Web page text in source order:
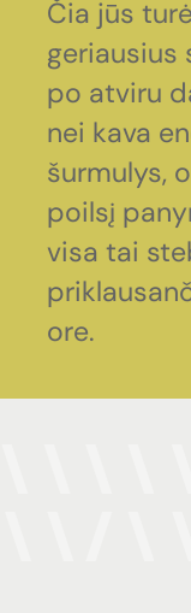
Čia jūs
geriausius
po atviru
nei kava
šurmulys, o
poilsį
visa tai
ore.